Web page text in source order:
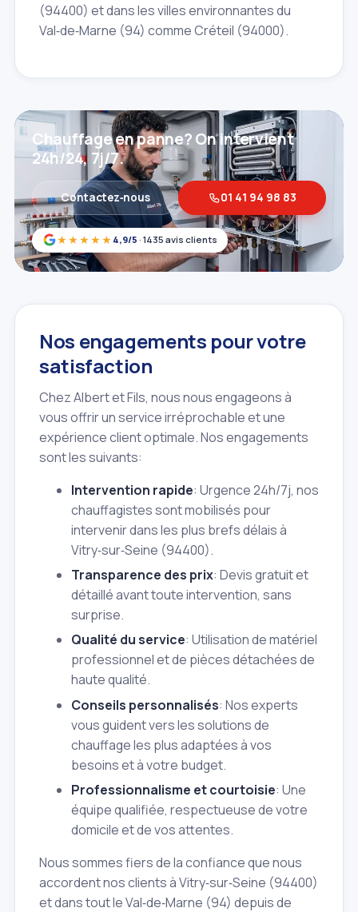
(94400) et dans les villes environnantes du
Val‑de‑Marne (94) comme Créteil (94000).
★★★★★ 4,9/5 · 1435 avis clients
Chauffage en panne? On intervient
24h/24, 7j/7.
Contactez‑nous 01 41 94 98 83
Nos engagements pour votre
satisfaction
Chez Albert et Fils, nous nous engageons à
vous offrir un service irréprochable et une
expérience client optimale. Nos engagements
sont les suivants:
Intervention rapide: Urgence 24h/7j, nos
chauffagistes sont mobilisés pour
intervenir dans les plus brefs délais à
Vitry‑sur‑Seine (94400).
Transparence des prix: Devis gratuit et
détaillé avant toute intervention, sans
surprise.
Qualité du service: Utilisation de matériel
professionnel et de pièces détachées de
haute qualité.
Conseils personnalisés: Nos experts
vous guident vers les solutions de
chauffage les plus adaptées à vos
besoins et à votre budget.
Professionnalisme et courtoisie: Une
équipe qualifiée, respectueuse de votre
domicile et de vos attentes.
Nous sommes fiers de la confiance que nous
accordent nos clients à Vitry‑sur‑Seine (94400)
et dans tout le Val‑de‑Marne (94) depuis de